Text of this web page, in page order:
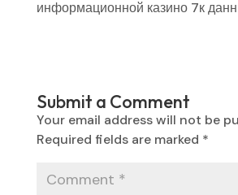
информационной казино 7к
Submit a Comment
Your email address will not be
Required fields are marked *